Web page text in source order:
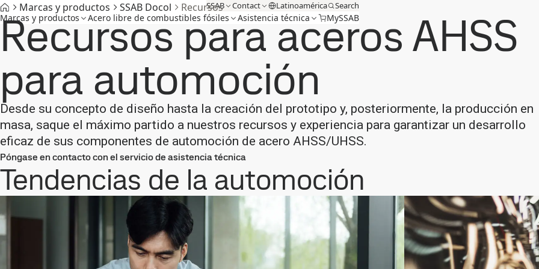
SSAB Contact Latinoamérica Search
Marcas y productos Acero libre de combustibles fósiles Asistencia técnica MySSAB
Marcas y productos SSAB Docol Recursos
Recursos para aceros AHSS
para automoción
Desde su concepto de diseño hasta la creación del prototipo y, posteriormente, la producción en
masa, saque el máximo partido a nuestros recursos y experiencia para garantizar un desarrollo
eficaz de sus componentes de automoción de acero AHSS/UHSS.
Póngase en contacto con el servicio de asistencia técnica
Tendencias de la automoción